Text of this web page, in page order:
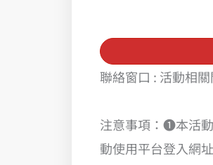
聯絡窗口 : 活動相
注意事項：❶本活
動使用平台登入網